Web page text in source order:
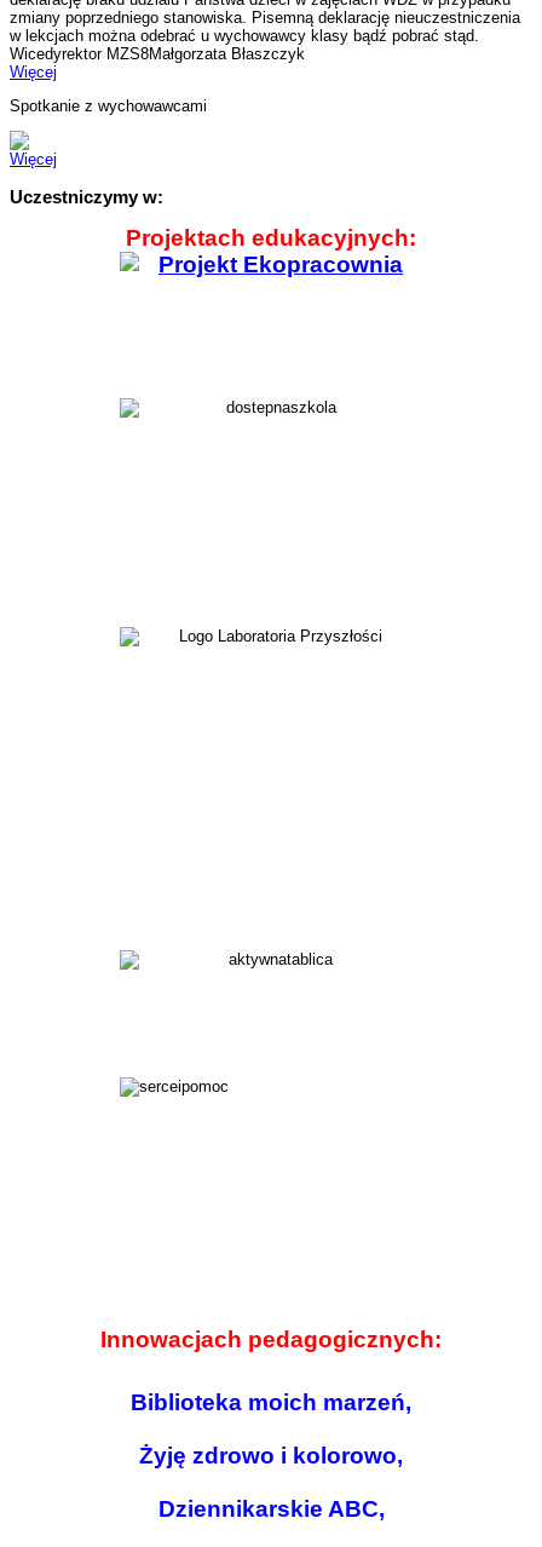
zmiany poprzedniego stanowiska. Pisemną deklarację nieuczestniczenia
w lekcjach można odebrać u wychowawcy klasy bądź pobrać stąd.
Wicedyrektor MZS8Małgorzata Błaszczyk
Więcej
Spotkanie z wychowawcami
Więcej
Uczestniczymy w:
Projektach edukacyjnych:
Innowacjach pedagogicznych:
Biblioteka moich marzeń,
Żyję zdrowo i kolorowo,
Dziennikarskie ABC,